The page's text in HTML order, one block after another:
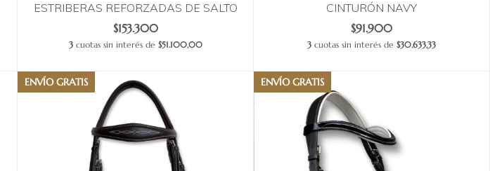
ESTRIBERAS REFORZADAS DE SALTO
$153.300
3cuotas sin interés de $51.100,00
CINTURÓN NAVY
$91.900
3 cuotas sin interés de $30.633,33
ENVÍO GRATIS ENVÍO GRATIS